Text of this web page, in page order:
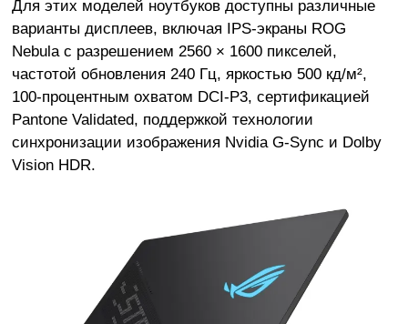
Для этих моделей ноутбуков доступны различные
варианты дисплеев, включая IPS-экраны ROG
Nebula с разрешением 2560 × 1600 пикселей,
частотой обновления 240 Гц, яркостью 500 кд/м²,
100-процентным охватом DCI-P3, сертификацией
Pantone Validated, поддержкой технологии
синхронизации изображения Nvidia G-Sync и Dolby
Vision HDR.